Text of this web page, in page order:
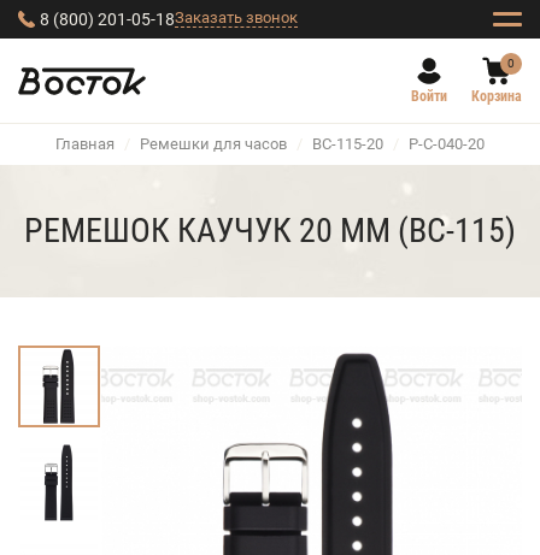
8 (800) 201-05-18Заказать звонок
Войти
0
Корзина
Главная / Ремешки для часов / BC-115-20 / Р-С-040-20
РЕМЕШОК КАУЧУК 20 ММ (BC-115)